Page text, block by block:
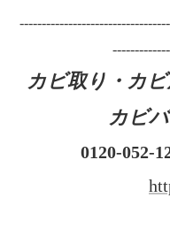
カビ取り・カ
カビ
0120-052-